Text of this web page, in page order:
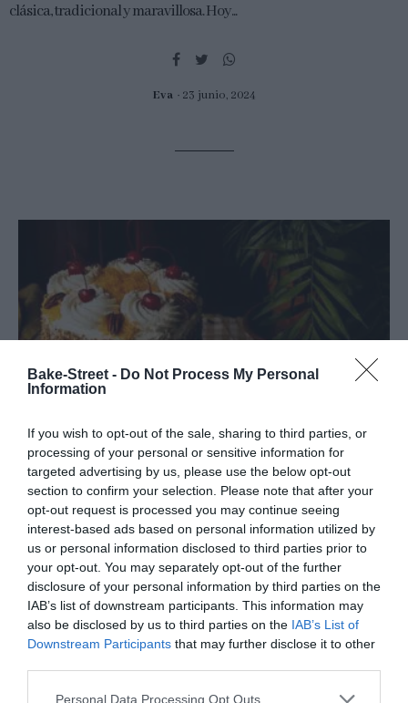
Bake-Street - Do Not Process My Personal
Information
If you wish to opt-out of the sale, sharing to third parties, or
processing of your personal or sensitive information for
targeted advertising by us, please use the below opt-out
section to confirm your selection. Please note that after your
opt-out request is processed you may continue seeing
interest-based ads based on personal information utilized by
us or personal information disclosed to third parties prior to
your opt-out. You may separately opt-out of the further
disclosure of your personal information by third parties on the
IAB’s list of downstream participants. This information may
also be disclosed by us to third parties on the IAB’s List of
Downstream Participants that may further disclose it to other
Please note that this website/app uses one or more Google
Personal Data Processing Opt Outs
clásica, tradicional y maravillosa. Hoy...
Eva 23 junio, 2024
Torta Martha Rocha
Debo reconocer que lo que más me llamó la atención de la tarta
que hoy os traigo fue la decoración con huevo hilado... ¿Puede ser
algo más retro o vintage...